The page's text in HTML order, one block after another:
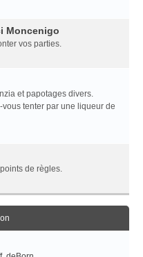
Moncenigo
vos parties.
et papotages divers.
tenter par une liqueur de
de règles.